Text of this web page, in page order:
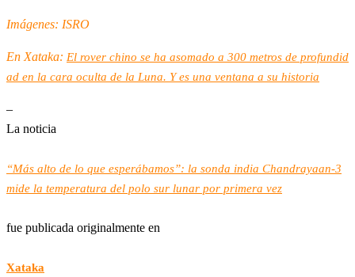
Imágenes: ISRO
En Xataka: El rover chino se ha asomado a 300 metros de profundid
ad en la cara oculta de la Luna. Y es una ventana a su historia
–
La noticia
“Más alto de lo que esperábamos”: la sonda india Chandrayaan-3
mide la temperatura del polo sur lunar por primera vez
fue publicada originalmente en
Xataka